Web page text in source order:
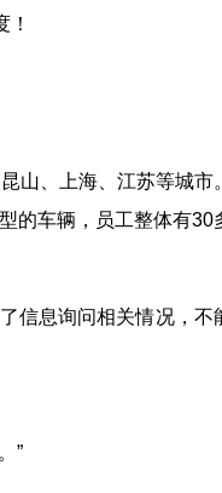
山、上海、江苏等城市
的车辆，员工整体有30
信息询问相关情况，不
”